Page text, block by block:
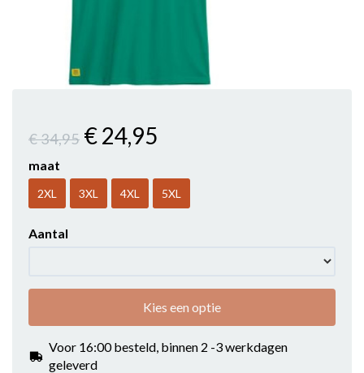
€ 34,95 € 24,95
maat
2XL 3XL 4XL 5XL
Aantal
Kies een optie
Voor 16:00 besteld, binnen 2 -3 werkdagen
geleverd